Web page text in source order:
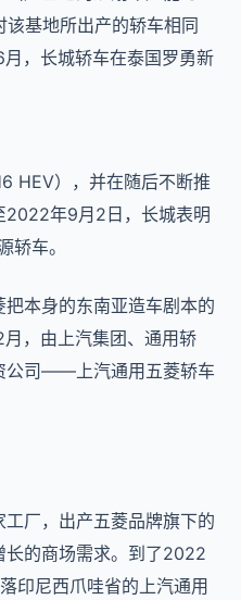
基地所出产的轿车相同
，长城轿车在泰国罗勇新
HEV），并在随后不断推
2022年9月2日，长城表明
轿车。
本身的东南亚造车剧本的
，由上汽集团、通用轿
公司——上汽通用五菱轿车
厂，出产五菱品牌旗下的
长的商场需求。到了2022
印尼西爪哇省的上汽通用